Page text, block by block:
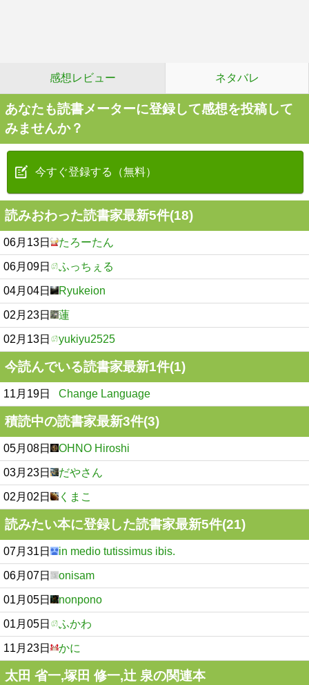
感想レビュー ネタバレ
あなたも読書メーターに登録して感想を投稿して
みませんか？
今すぐ登録する（無料）
読みおわった読書家最新5件(18)
06月13日 たろーたん
06月09日 ふっちぇる
04月04日 Ryukeion
02月23日 蓮
02月13日 yukiyu2525
今読んでいる読書家最新1件(1)
11月19日 Change Language
積読中の読書家最新3件(3)
05月08日 OHNO Hiroshi
03月23日 だやさん
02月02日 くまこ
読みたい本に登録した読書家最新5件(21)
07月31日 in medio tutissimus ibis.
06月07日 onisam
01月05日 nonpono
01月05日 ふかわ
11月23日 かに
太田 省一,塚田 修一,辻 泉の関連本